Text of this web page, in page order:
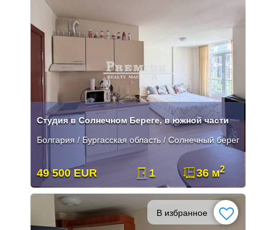
Студия в Солнечном Береге, в южной части
Болгария / Бургасская область / Солнечный берег
49 500 EUR 1 36 м2
В избранное